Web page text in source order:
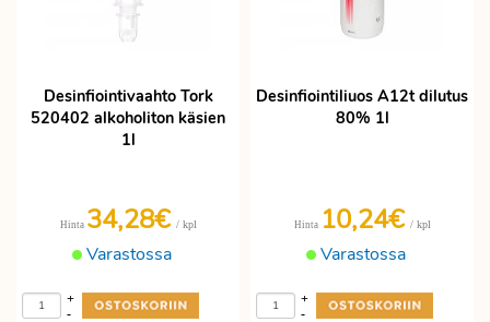
Desinfiointivaahto Tork
520402 alkoholiton käsien
1l
Varastossa
Hinta 34,28€ / kpl
-
+
Desinfiointiliuos A12t dilutus
80% 1l
Varastossa
Hinta 10,24€ / kpl
-
+